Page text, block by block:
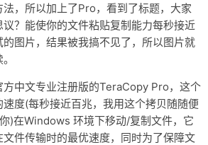
软件
折腾
前端
个人博客
，所以加上了Pro，看到了标题，大家
？能使你的文件粘贴复制能力每秒接近
图片，结果被我搞不见了，所以图片就
方中文专业注册版的TeraCopy Pro，这个
度(每秒接近百兆，我用这个拷贝随随便
)在Windows 环境下移动/复制文件，它
件传输时的最优速度，同时为了保障文